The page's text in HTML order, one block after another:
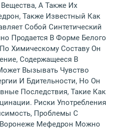
А Также Их
Также Известный Как
Собой Синтетический
Продается В Форме Белого
Химическому Составу Он
Содержащееся В
Вызывать Чувство
И Бдительности, Но Он
Последствия, Такие Как
Риски Употребления
Проблемы С
Мефедрон Можно